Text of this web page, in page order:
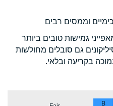
וממסים רבים
גמישות טובים ביותר
גם סובלים מחולשות
בקריעה ובלאי.
B